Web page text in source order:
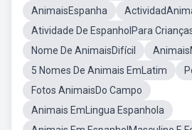
AnimaisEspanha
Atividade De EspanholPara
Nome De AnimaisDifícil
5 Nomes De Animais EmLatim
Fotos AnimaisDo Campo
Animais EmLingua Espanhola